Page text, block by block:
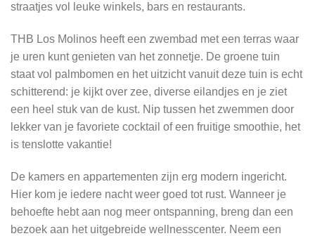
straatjes vol leuke winkels, bars en restaurants.
THB Los Molinos heeft een zwembad met een terras waar
je uren kunt genieten van het zonnetje. De groene tuin
staat vol palmbomen en het uitzicht vanuit deze tuin is echt
schitterend: je kijkt over zee, diverse eilandjes en je ziet
een heel stuk van de kust. Nip tussen het zwemmen door
lekker van je favoriete cocktail of een fruitige smoothie, het
is tenslotte vakantie!
De kamers en appartementen zijn erg modern ingericht.
Hier kom je iedere nacht weer goed tot rust. Wanneer je
behoefte hebt aan nog meer ontspanning, breng dan een
bezoek aan het uitgebreide wellnesscenter. Neem een